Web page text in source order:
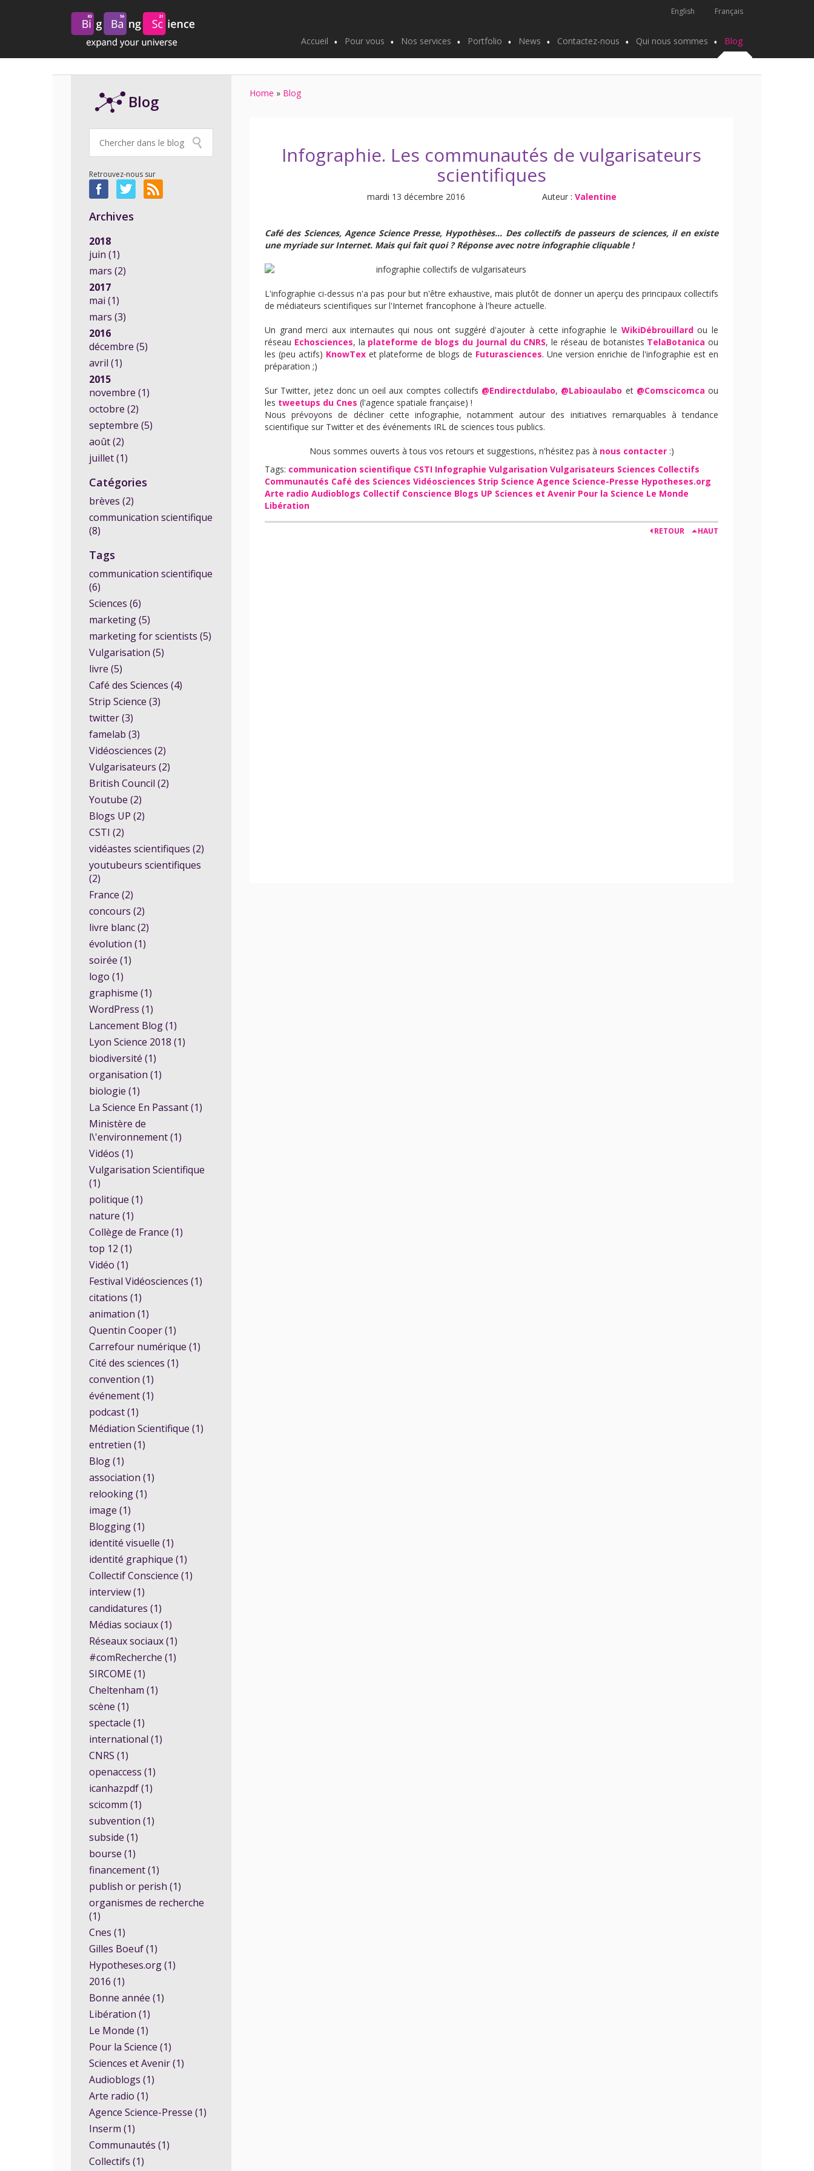
English Français
Accueil Pour vous Nos services Portfolio News Contactez-nous Qui nous sommes Blog
Blog
Retrouvez-nous sur
Archives
2018
juin (1)
mars (2)
2017
mai (1)
mars (3)
2016
décembre (5)
avril (1)
2015
novembre (1)
octobre (2)
septembre (5)
août (2)
juillet (1)
Catégories
brèves (2)
communication scientifique
(8)
Tags
communication scientifique
(6)
Sciences (6)
marketing (5)
marketing for scientists (5)
Vulgarisation (5)
livre (5)
Café des Sciences (4)
Strip Science (3)
twitter (3)
famelab (3)
Vidéosciences (2)
Vulgarisateurs (2)
British Council (2)
Youtube (2)
Blogs UP (2)
CSTI (2)
vidéastes scientifiques (2)
youtubeurs scientifiques
(2)
France (2)
concours (2)
livre blanc (2)
évolution (1)
soirée (1)
logo (1)
graphisme (1)
WordPress (1)
Lancement Blog (1)
Lyon Science 2018 (1)
biodiversité (1)
organisation (1)
biologie (1)
La Science En Passant (1)
Ministère de
l\'environnement (1)
Vidéos (1)
Vulgarisation Scientifique
(1)
politique (1)
nature (1)
Collège de France (1)
top 12 (1)
Vidéo (1)
Festival Vidéosciences (1)
citations (1)
animation (1)
Quentin Cooper (1)
Carrefour numérique (1)
Cité des sciences (1)
convention (1)
événement (1)
podcast (1)
Médiation Scientifique (1)
entretien (1)
Blog (1)
association (1)
relooking (1)
image (1)
Blogging (1)
identité visuelle (1)
identité graphique (1)
Collectif Conscience (1)
interview (1)
candidatures (1)
Médias sociaux (1)
Réseaux sociaux (1)
#comRecherche (1)
SIRCOME (1)
Cheltenham (1)
scène (1)
spectacle (1)
international (1)
CNRS (1)
openaccess (1)
icanhazpdf (1)
scicomm (1)
subvention (1)
subside (1)
bourse (1)
financement (1)
publish or perish (1)
organismes de recherche
(1)
Cnes (1)
Gilles Boeuf (1)
Hypotheses.org (1)
2016 (1)
Bonne année (1)
Libération (1)
Le Monde (1)
Pour la Science (1)
Sciences et Avenir (1)
Audioblogs (1)
Arte radio (1)
Agence Science-Presse (1)
Inserm (1)
Communautés (1)
Collectifs (1)
Home » Blog
Infographie. Les communautés de vulgarisateurs
scientifiques
mardi 13 décembre 2016 Auteur : Valentine
Café des Sciences, Agence Science Presse, Hypothèses… Des collectifs de passeurs de sciences, il en existe
une myriade sur Internet. Mais qui fait quoi ? Réponse avec notre infographie cliquable !
L'infographie ci-dessus n'a pas pour but n'être exhaustive, mais plutôt de donner un aperçu des principaux collectifs
de médiateurs scientifiques sur l'Internet francophone à l'heure actuelle.
Un grand merci aux internautes qui nous ont suggéré d'ajouter à cette infographie le WikiDébrouillardou le
réseau Echosciences, la plateforme de blogs du Journal du CNRS, le réseau de botanistes TelaBotanica ou
les (peu actifs) KnowTex et plateforme de blogs de Futurasciences. Une version enrichie de l'infographie est en
préparation ;)
Sur Twitter, jetez donc un oeil aux comptes collectifs @Endirectdulabo, @Labioaulabo et @Comscicomca ou
les tweetups du Cnes (l'agence spatiale française) !
Nous prévoyons de décliner cette infographie, notamment autour des initiatives remarquables à tendance
scientifique sur Twitter et des événements IRL de sciences tous publics.
Nous sommes ouverts à tous vos retours et suggestions, n'hésitez pas à nous contacter:)
Tags: communication scientifique CSTI Infographie Vulgarisation Vulgarisateurs Sciences Collectifs
Communautés Café des Sciences Vidéosciences Strip Science Agence Science-Presse Hypotheses.org
Arte radio Audioblogs Collectif Conscience Blogs UP Sciences et Avenir Pour la Science Le Monde
Libération
RETOUR HAUT